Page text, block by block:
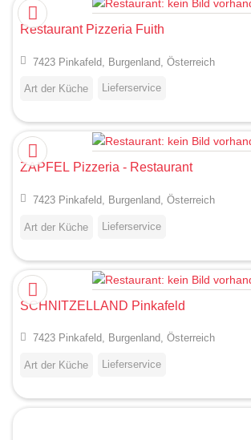
Restaurant Pizzeria Fuith
7423 Pinkafeld, Burgenland, Österreich
Art der Küche Lieferservice
ZAPFEL Pizzeria - Restaurant
7423 Pinkafeld, Burgenland, Österreich
Art der Küche Lieferservice
SCHNITZELLAND Pinkafeld
7423 Pinkafeld, Burgenland, Österreich
Art der Küche Lieferservice